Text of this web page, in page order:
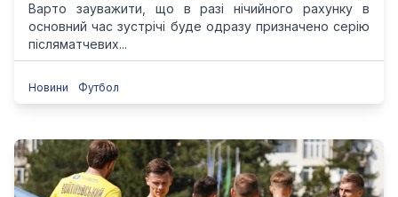
Варто зауважити, що в разі нічийного рахунку в
основний час зустрічі буде одразу призначено серію
післяматчевих...
Новини Футбол